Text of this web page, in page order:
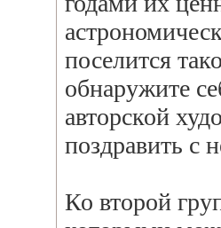
поселится
обнаружите
авторской
поздравить с
Ко второй